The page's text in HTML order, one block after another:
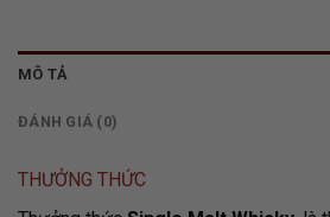
MÔ TẢ
ĐÁNH GIÁ (0)
THƯỞNG THỨC